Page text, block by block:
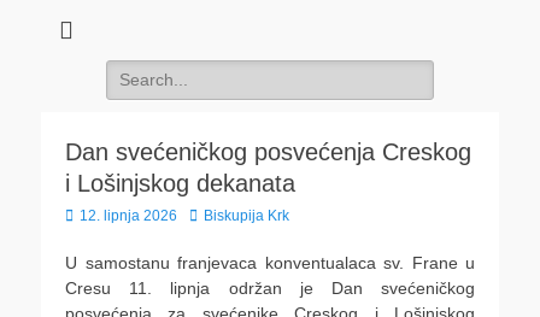
Search
for:
Dan svećeničkog posvećenja Creskog
i Lošinjskog dekanata
Posted
12. lipnja 2026 Author
Biskupija Krk
U samostanu franjevaca konventualaca sv. Frane u
Cresu 11. lipnja održan je Dan svećeničkog